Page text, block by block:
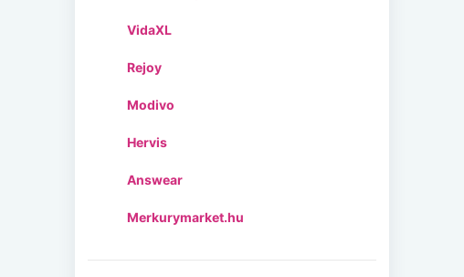
VidaXL
Rejoy
Modivo
Hervis
Answear
Merkurymarket.hu